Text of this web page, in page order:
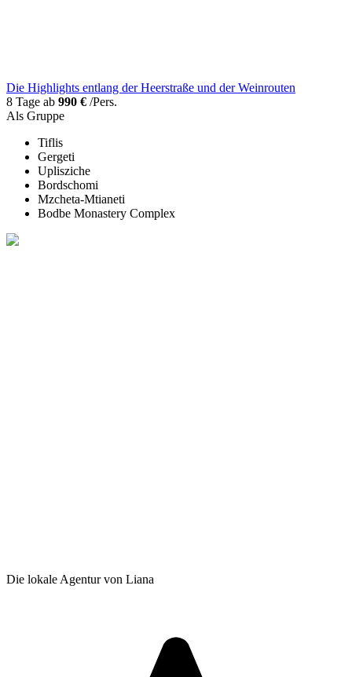
Die Highlights entlang der Heerstraße und der Weinrouten
8 Tage ab 990 € /Pers.
Als Gruppe
Tiflis
Gergeti
Uplisziche
Bordschomi
Mzcheta-Mtianeti
Bodbe Monastery Complex
Die lokale Agentur von Liana